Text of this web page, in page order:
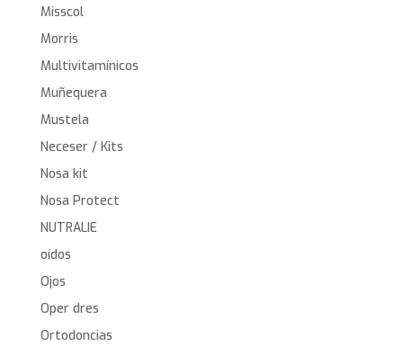
Misscol
Morris
Multivitamínicos
Muñequera
Mustela
Neceser / Kits
Nosa kit
Nosa Protect
NUTRALIE
oídos
Ojos
Oper dres
Ortodoncias